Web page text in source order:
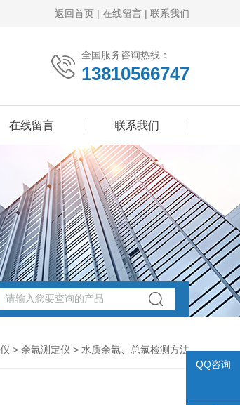
返回首页 | 在线留言 | 联系我们
全国服务咨询热线：
13810566747
在线留言 联系我们
> 余氯测定仪 > 水质余氯、总氯检测方法
QQ咨询